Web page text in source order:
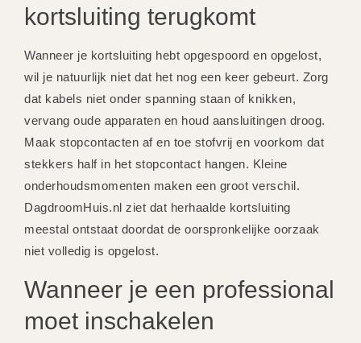
kortsluiting terugkomt
Wanneer je kortsluiting hebt opgespoord en opgelost,
wil je natuurlijk niet dat het nog een keer gebeurt. Zorg
dat kabels niet onder spanning staan of knikken,
vervang oude apparaten en houd aansluitingen droog.
Maak stopcontacten af en toe stofvrij en voorkom dat
stekkers half in het stopcontact hangen. Kleine
onderhoudsmomenten maken een groot verschil.
DagdroomHuis.nl ziet dat herhaalde kortsluiting
meestal ontstaat doordat de oorspronkelijke oorzaak
niet volledig is opgelost.
Wanneer je een professional
moet inschakelen